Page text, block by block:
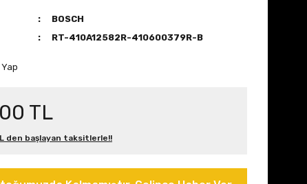
BOSCH
RT-410A12582R-410600379R-B
TL
den başlayan taksitlerle!!